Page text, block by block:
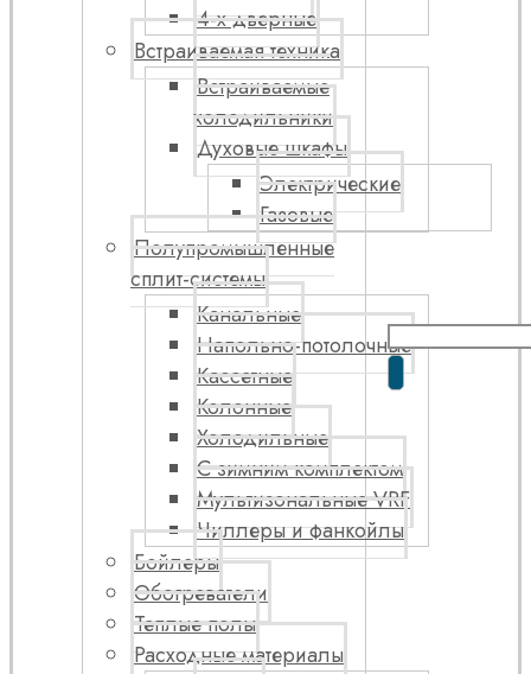
4-х дверные
Встраиваемая техника
Встраиваемые
холодильники
Духовые шкафы
Электрические
Газовые
Полупромышленные
сплит-системы
Канальные
Напольно-потолочные
Кассетные
Колонные
Холодильные
С зимним комплектом
Мультизональные VRF
Чиллеры и фанкойлы
Бойлеры
Обогреватели
Теплые полы
Расходные материалы